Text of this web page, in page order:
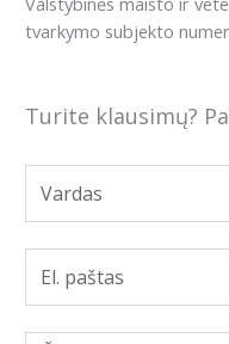
tvarkymo subjekto
Turite klausimų?
s